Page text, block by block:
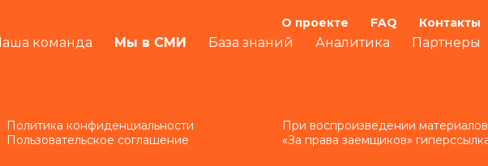
команда Мы в СМИ База знаний Аналитика Партнеры
О проекте FAQ Контакты
Политика конфиденциальности
Пользовательское соглашение
При воспроизведении материалов
«За права заемщиков»